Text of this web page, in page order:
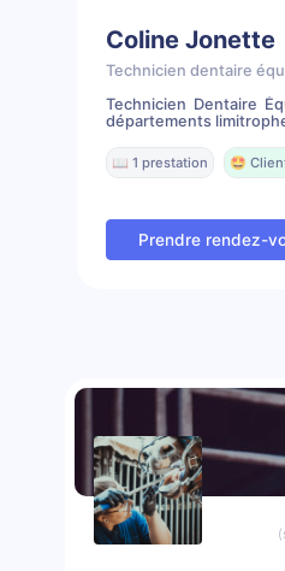
Coline Jonette
Technicien dentaire
Technicien Dentaire
départements
📖 1 prestation 🤩
Prendre rendez-